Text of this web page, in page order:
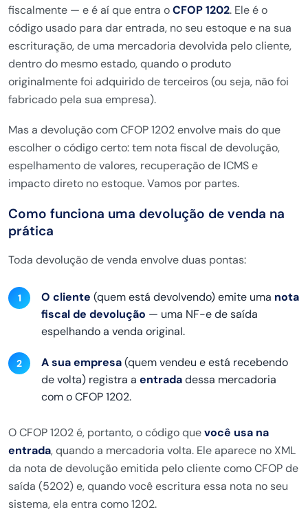
fiscalmente — e é aí que entra oCFOP 1202. Ele é o
código usado para dar entrada, no seu estoque e na sua
escrituração, de uma mercadoria devolvida pelo cliente,
dentro do mesmo estado, quando o produto
originalmente foi adquirido de terceiros (ou seja, não foi
fabricado pela sua empresa).
Mas a devolução com CFOP 1202 envolve mais do que
escolher o código certo: tem nota fiscal de devolução,
espelhamento de valores, recuperação de ICMS e
impacto direto no estoque. Vamos por partes.
Como funciona uma devolução de venda na
prática
Toda devolução de venda envolve duas pontas:
O cliente (quem está devolvendo) emite uma nota
fiscal de devolução — uma NF-e de saída
espelhando a venda original.
A sua empresa(quem vendeu e está recebendo
de volta) registra a entradadessa mercadoria
com o CFOP 1202.
O CFOP 1202 é, portanto, o código quevocê usa na
entrada, quando a mercadoria volta. Ele aparece no XML
da nota de devolução emitida pelo cliente como CFOP de
saída (5202) e, quando você escritura essa nota no seu
sistema, ela entra como 1202.